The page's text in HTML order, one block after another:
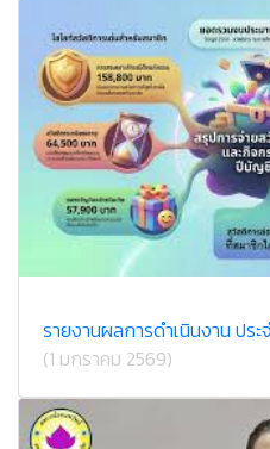
รายงานผลการดำเนินงาน ประ
(1 มกราคม 2569)